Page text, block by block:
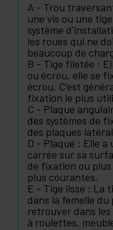
A - Trou
une vis ou une
système
les roues qui ne
beaucoup de
B - Tige filetée :
ou écrou, elle se
écrou. C'est
fixation le plus
C - Plaque
des systèmes de
des plaques
D - Plaque : Elle
carrée sur sa
de fixation ou plus
plus courantes.
E - Tige lisse : La
dans la femelle
retrouver dans
à roulettes,